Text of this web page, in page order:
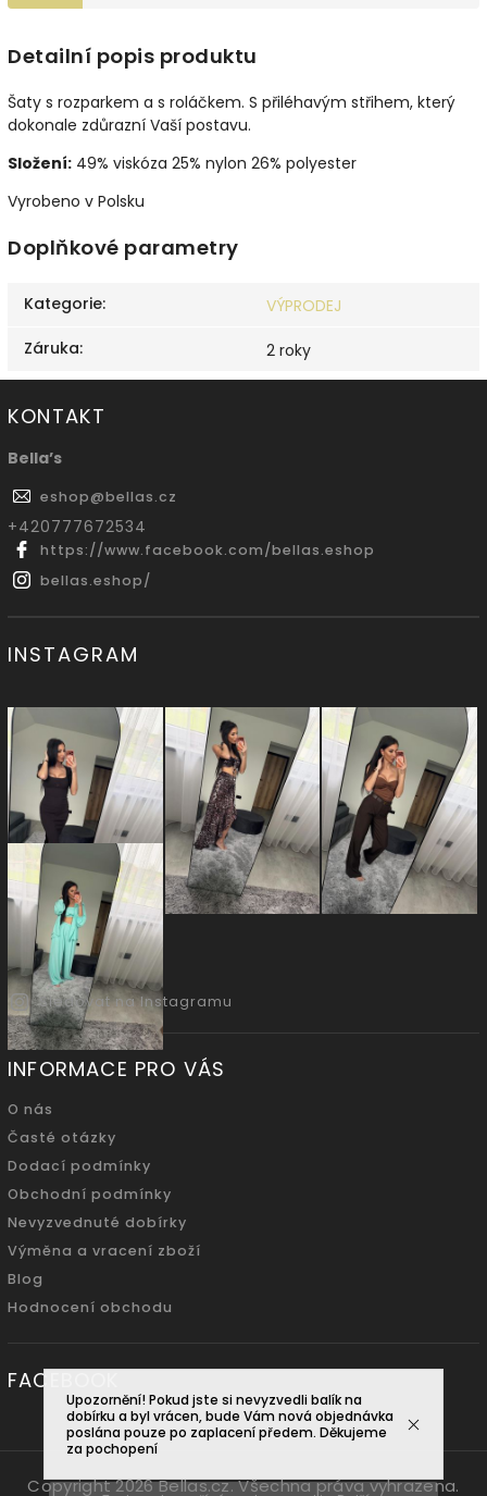
Upozornění! Pokud jste si nevyzvedli balík na
dobírku a byl vrácen, bude Vám nová objednávka
poslána pouze po zaplacení předem. Děkujeme
za pochopení
Detailní popis produktu
Šaty s rozparkem a s roláčkem. S přiléhavým střihem, který
dokonale zdůrazní Vaší postavu.
Složení: 49% viskóza 25% nylon 26% polyester
Vyrobeno v Polsku
Doplňkové parametry
Kategorie:
VÝPRODEJ
Záruka: 2 roky
KONTAKT
Bella’s
eshop@bellas.cz
‭+420777672534
https://www.facebook.com/bellas.eshop
bellas.eshop/
INSTAGRAM
Sledovat na Instagramu
INFORMACE PRO VÁS
O nás
Časté otázky
Dodací podmínky
Obchodní podmínky
Nevyzvednuté dobírky
Výměna a vracení zboží
Blog
Hodnocení obchodu
FACEBOOK
Copyright 2026Bellas.cz. Všechna práva vyhrazena.